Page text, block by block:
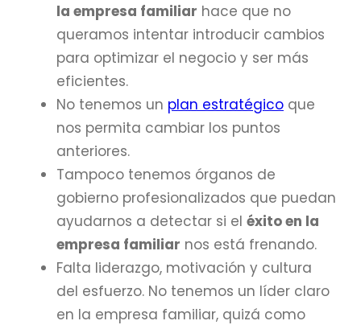
la empresa familiar hace que no
queramos intentar introducir cambios
para optimizar el negocio y ser más
eficientes.
No tenemos un plan estratégico que
nos permita cambiar los puntos
anteriores.
Tampoco tenemos órganos de
gobierno profesionalizados que puedan
ayudarnos a detectar si el éxito en la
empresa familiar nos está frenando.
Falta liderazgo, motivación y cultura
del esfuerzo. No tenemos un líder claro
en la empresa familiar, quizá como